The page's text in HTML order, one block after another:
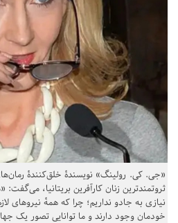
«جی. کی. رولینگ» نویسندهٔ خلق‌کنندهٔ
ثروتمندترین زنان کارآفرین بریتانیا،
نیازی به جادو نداریم؛ چرا که همهٔ نیروهای
خودمان وجود دارند و ما توانایی تصور یک